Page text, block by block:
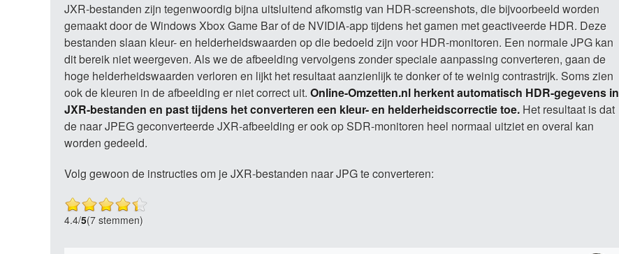
JXR-bestanden zijn tegenwoordig bijna uitsluitend afkomstig van HDR-screenshots, die bijvoorbeeld worden
gemaakt door de Windows Xbox Game Bar of de NVIDIA-app tijdens het gamen met geactiveerde HDR. Deze
bestanden slaan kleur- en helderheidswaarden op die bedoeld zijn voor HDR-monitoren. Een normale JPG kan
dit bereik niet weergeven. Als we de afbeelding vervolgens zonder speciale aanpassing converteren, gaan de
hoge helderheidswaarden verloren en lijkt het resultaat aanzienlijk te donker of te weinig contrastrijk. Soms zien
ook de kleuren in de afbeelding er niet correct uit. Online-Omzetten.nl herkent automatisch HDR-gegevens in
JXR-bestanden en past tijdens het converteren een kleur- en helderheidscorrectie toe. Het resultaat is dat
de naar JPEG geconverteerde JXR-afbeelding er ook op SDR-monitoren heel normaal uitziet en overal kan
worden gedeeld.
Volg gewoon de instructies om je JXR-bestanden naar JPG te converteren:
4.4/5(7 stemmen)